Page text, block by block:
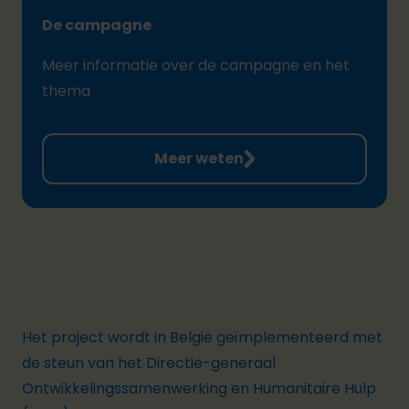
De campagne
Meer informatie over de campagne en het
thema
Meer weten
Het project wordt in België geïmplementeerd met
de steun van het Directie-generaal
Ontwikkelingssamenwerking en Humanitaire Hulp